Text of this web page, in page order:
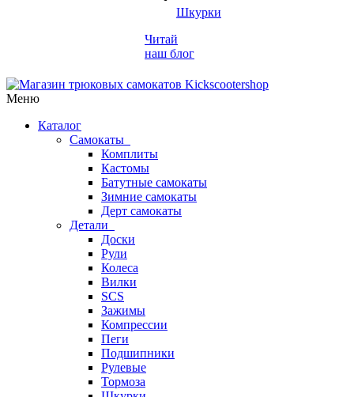
Шкурки
Читай
наш блог
Меню
Каталог
Самокаты
Комплиты
Кастомы
Батутные самокаты
Зимние самокаты
Дерт самокаты
Детали
Доски
Рули
Колеса
Вилки
SCS
Зажимы
Компрессии
Пеги
Подшипники
Рулевые
Тормоза